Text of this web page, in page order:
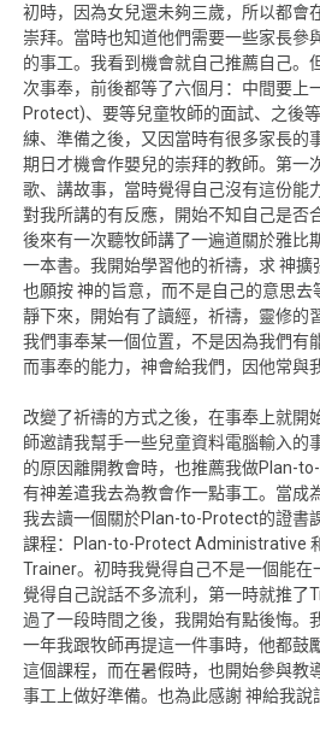
初時，因為女兒還未夠三歲，所以都會
崇拜。當時也知道他們需要一些家長參
的事工。我看到機會就自己推薦自己。
次事奉，前後都等了六個月：中間要上
Protect)、要等兒童牧師的面試、之後
練、準備之後，又因當時有很多家長的
期日才機會作嬰兒的崇拜的教師。第一
歌、講故事，當時覺得自己沒有這份能
對我所講的有反應，開始不知自己是否
後來有一次聽牧師講了一遍道關於雅比
一本書。我開始學習他的祈禱，求 神擴
也願按 神的旨意，而不是自己的意思去
靜下來，開始有了讀經，祈禱，靈修的
我們事奉某一個位置，不是因為我們有
而事奉的能力，神會給我們，因他常與
改變了祈禱的方式之後，在事奉上就開
師邀請我幫手一些兒童資料電腦輸入的
的原因離開教會時，也推薦我做Plan-
有神差遣我去為教會作一點事工。當成
我去讀一個關於Plan-to-Protect的證書
課程：Plan-to-Protect Administrative
Trainer。初時我覺得自己不是一個能
覺得自己說話不多流利，第一時就推了
過了一段時間之後，我開始有點後悔。
一年我跟牧師再提這一件事時，他都鼓
這個課程，而在暑假時，也開始參與教
事工上做好準備。也為此感謝 神給我說